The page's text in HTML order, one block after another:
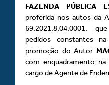
FAZENDA PÚBLICA
proferida nos autos da
69.2021.8.04.0001,
pedidos constantes
promoção do Autor
com enquadramento
cargo de Agente de